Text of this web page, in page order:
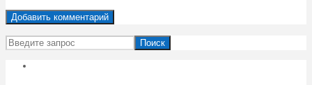
Поиск